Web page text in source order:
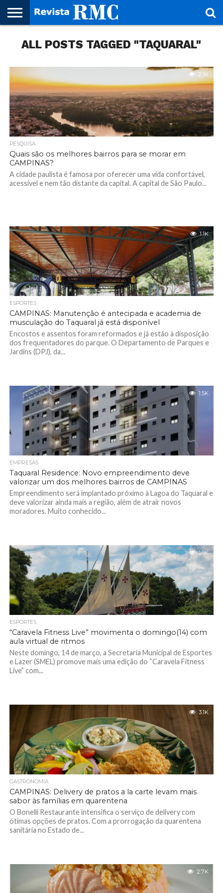
REVISTA
RMC
PROJETO
CULTURAL
RMC – 20
CIDADES
ARTE &
CULTURA
NOTÍCIAS
CORPORATIVAS
EDIÇÕES
ANTERIORES
PARCEIROS
FAÇA
O
FALE
CONOSCO
ALL POSTS TAGGED "TAQUARAL"
2.1K
PESQUISA
Quais são os melhores bairros para se morar em
CAMPINAS?
A cidade paulista é famosa por oferecer uma vida confortável,
acessível e nem tão distante da capital. A capital de São Paulo...
1.1K
ESPORTES
CAMPINAS: Manutenção é antecipada e academia de
musculação do Taquaral já está disponível
Encostos e assentos foram reformados e já estão à disposição
dos frequentadores do parque. O Departamento de Parques e
Jardins (DPJ), da...
1.5K
EMPRESAS
Taquaral Residence: Novo empreendimento deve
valorizar um dos melhores bairros de CAMPINAS
Empreendimento será implantado próximo à Lagoa do Taquaral e
deve valorizar ainda mais a região, além de atrair novos
moradores. Muito conhecido...
1.9K
ESPORTES
“Caravela Fitness Live” movimenta o domingo(14) com
aula virtual de ritmos
Neste domingo, 14 de março, a Secretaria Municipal de Esportes
e Lazer (SMEL) promove mais uma edição do “Caravela Fitness
Live” com...
3.1K
GASTRONOMIA
CAMPINAS: Delivery de pratos a la carte levam mais
sabor às famílias em quarentena
O Bonelli Restaurante intensifica o serviço de delivery com
ótimas opções de pratos. Com a prorrogação da quarentena
sanitária no Estado de...
2.7K